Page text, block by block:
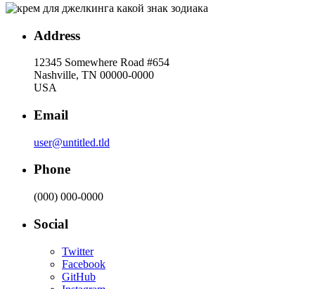
Address
12345 Somewhere Road #654
Nashville, TN 00000-0000
USA
Email
user@untitled.tld
Phone
(000) 000-0000
Social
Twitter
Facebook
GitHub